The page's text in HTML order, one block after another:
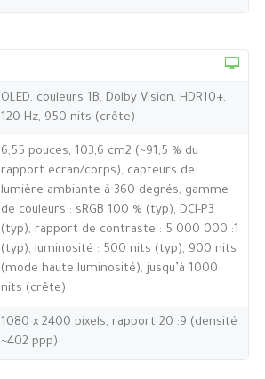
OLED, couleurs 1B, Dolby Vision, HDR10+,
120 Hz, 950 nits (crête)
6,55 pouces, 103,6 cm2 (~91,5 % du
rapport écran/corps), capteurs de
lumière ambiante à 360 degrés, gamme
de couleurs : sRGB 100 % (typ), DCI-P3
(typ), rapport de contraste : 5 000 000 :1
(typ), luminosité : 500 nits (typ), 900 nits
(mode haute luminosité), jusqu’à 1000
nits (crête)
1080 x 2400 pixels, rapport 20 :9 (densité
~402 ppp)